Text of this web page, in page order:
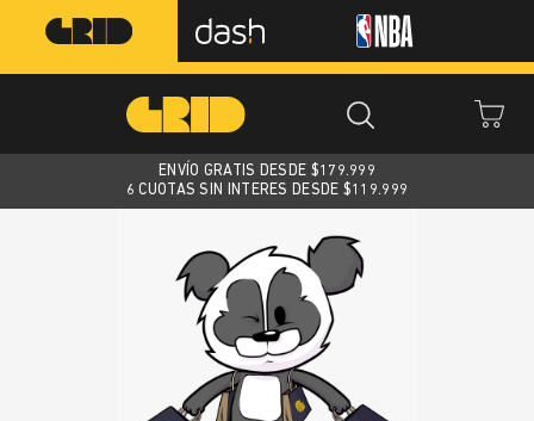
ENVÍO GRATIS DESDE $179.999
6 CUOTAS SIN INTERES DESDE $119.999